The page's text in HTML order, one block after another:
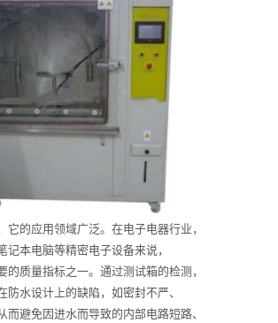
的应用领域广泛。在电子电器行业，
记本电脑等精密电子设备来说，
的质量指标之一。通过测试箱的检测，
防水设计上的缺陷，如密封不严、
而避免因进水而导致的内部电路短路、